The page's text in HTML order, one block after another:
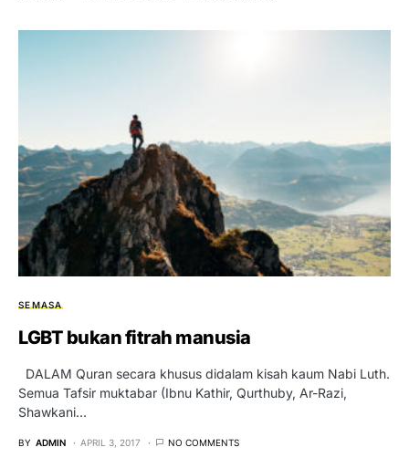
SEMASA
LGBT bukan fitrah manusia
DALAM Quran secara khusus didalam kisah kaum Nabi Luth.
Semua Tafsir muktabar (Ibnu Kathir, Qurthuby, Ar-Razi,
Shawkani…
BY ADMIN APRIL 3, 2017 NO COMMENTS